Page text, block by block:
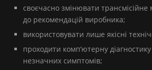
своєчасно змінювати трансмісійне
до рекомендацій виробника;
використовувати лише якісні
проходити комп’ютерну
незначних симптомів;